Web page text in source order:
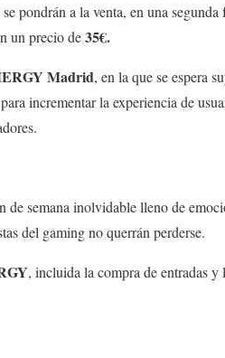
pondrán a la venta, en una segunda
un precio de35€.
Madrid, en la que se espera
incrementar la experiencia de
de semana inolvidable lleno de
del gaming no querrán perderse.
, incluida la compra de entradas y